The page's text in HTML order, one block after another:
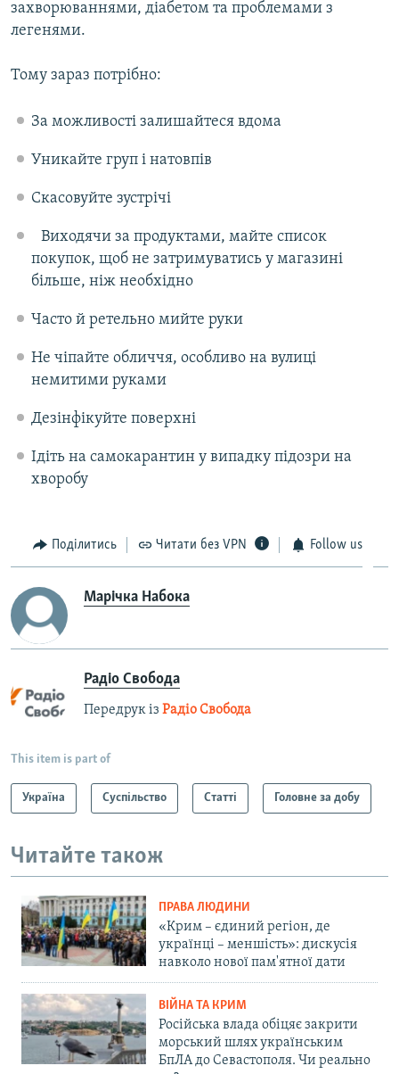
захворюваннями, діабетом та проблемами з
легенями.
Тому зараз потрібно:
За можливості залишайтеся вдома
Уникайте груп і натовпів
Скасовуйте зустрічі
Виходячи за продуктами, майте список
покупок, щоб не затримуватись у магазині
більше, ніж необхідно
Часто й ретельно мийте руки
Не чіпайте обличчя, особливо на вулиці
немитими руками
Дезінфікуйте поверхні
Ідіть на самокарантин у випадку підозри на
хворобу
Поділитись Читати без VPN Follow us
Марічка Набока
Радіо Свобода
Передрук із Радіо Свобода
This item is part of
Україна Суспільство Статті Головне за добу
Читайте також
ПРАВА ЛЮДИНИ
«Крим – єдиний регіон, де
українці – меншість»: дискусія
навколо нової пам'ятної дати
ВІЙНА ТА КРИМ
Російська влада обіцяє закрити
морський шлях українським
БпЛА до Севастополя. Чи реально